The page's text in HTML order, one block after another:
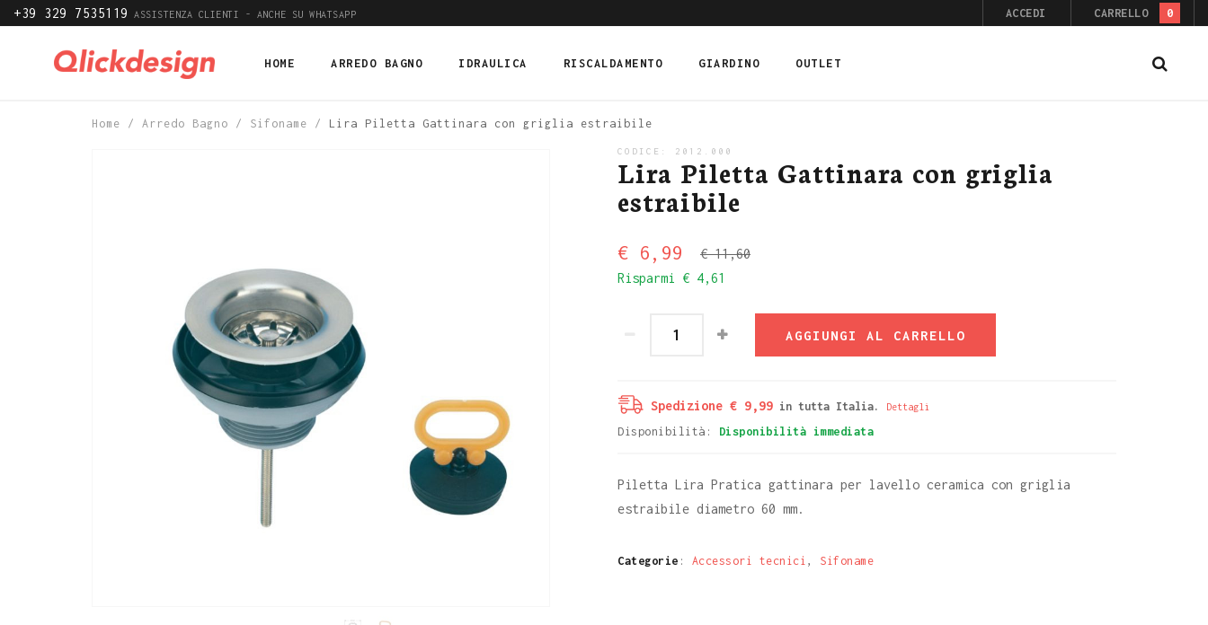
+39 329 7535119 ASSISTENZA CLIENTI - ANCHE SU WHATSAPP ACCEDI CARRELLO 0
HOME ARREDO BAGNO IDRAULICA RISCALDAMENTO GIARDINO OUTLET
Home / Arredo Bagno / Sifoname / Lira Piletta Gattinara con griglia estraibile
CODICE: 2012.000
Lira Piletta Gattinara con griglia
estraibile
€ 11,60
€ 6,99
Risparmi € 4,61
AGGIUNGI AL CARRELLO
Spedizione € 9,99 in tutta Italia. Dettagli
Disponibilità: Disponibilità immediata
Piletta Lira Pratica gattinara per lavello ceramica con griglia
estraibile diametro 60 mm.
Categorie : Accessori tecnici , Sifoname